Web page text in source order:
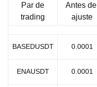
Par de
trading
Antes del
ajuste
BASEDUSDT 0.0001
ENAUSDT 0.0001